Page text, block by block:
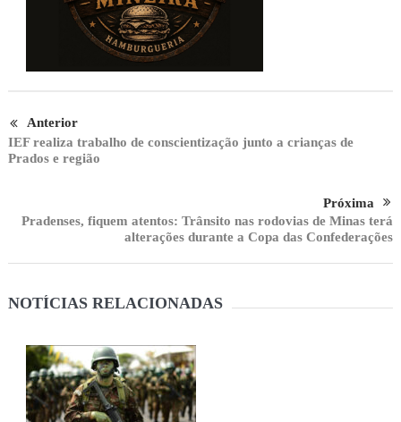
Anterior
IEF realiza trabalho de conscientização junto a crianças de
Prados e região
Próxima
Pradenses, fiquem atentos: Trânsito nas rodovias de Minas terá
alterações durante a Copa das Confederações
NOTÍCIAS RELACIONADAS